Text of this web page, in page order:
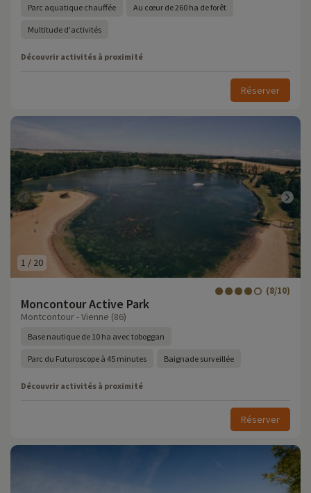
Parc aquatique chauffée Au cœur de 260 ha de forêt
Multitude d'activités
Découvrir activités à proximité
Réserver
1 / 20
Moncontour Active Park
(8/10)
Montcontour - Vienne (86)
Base nautique de 10 ha avec toboggan
Parc du Futuroscope à 45 minutes Baignade surveillée
Découvrir activités à proximité
Réserver